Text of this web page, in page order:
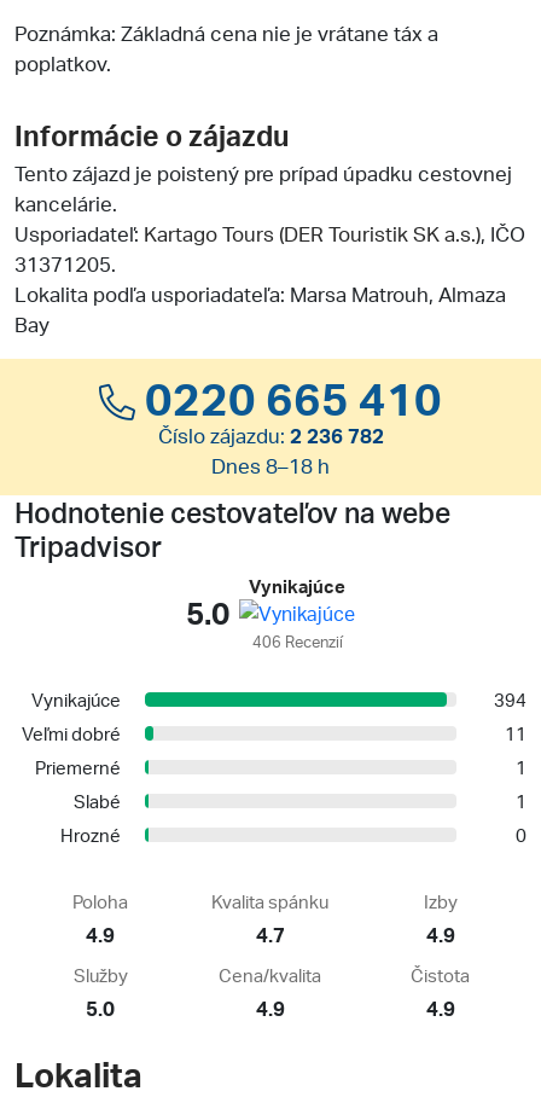
Poznámka: Základná cena nie je vrátane táx a
poplatkov.
Informácie o zájazdu
Tento zájazd je poistený pre prípad úpadku cestovnej
kancelárie.
Usporiadateľ: Kartago Tours (DER Touristik SK a.s.), IČO
31371205.
Lokalita podľa usporiadateľa: Marsa Matrouh, Almaza
Bay
0220 665 410
Číslo zájazdu: 2 236 782
Dnes 8–18 h
Hodnotenie cestovateľov na webe
Tripadvisor
5.0
Vynikajúce
406 Recenzií
Vynikajúce
394
Veľmi dobré
11
Priemerné
1
Slabé
1
Hrozné
0
Poloha
4.9
Kvalita spánku
4.7
Izby
4.9
Služby
5.0
Cena/kvalita
4.9
Čistota
4.9
Lokalita